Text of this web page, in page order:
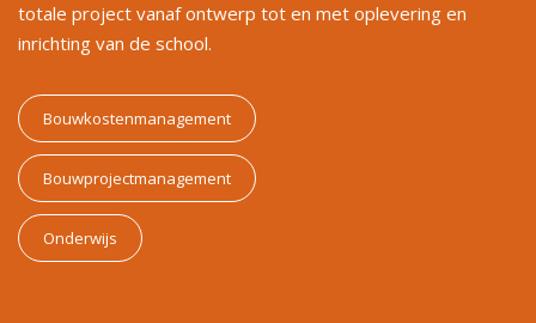
totale project vanaf ontwerp tot en met oplevering en
inrichting van de school.
Bouwkostenmanagement
Bouwprojectmanagement
Onderwijs